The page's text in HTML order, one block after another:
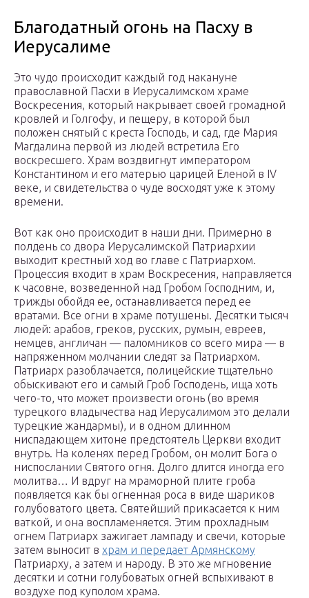
Благодатный огонь на Пасху в
Иерусалиме
Это чудо происходит каждый год накануне
православной Пасхи в Иерусалимском храме
Воскресения, который накрывает своей громадной
кровлей и Голгофу, и пещеру, в которой был
положен снятый с креста Господь, и сад, где Мария
Магдалина первой из людей встретила Его
воскресшего. Храм воздвигнут императором
Константином и его матерью царицей Еленой в IV
веке, и свидетельства о чуде восходят уже к этому
времени.
Вот как оно происходит в наши дни. Примерно в
полдень со двора Иерусалимской Патриархии
выходит крестный ход во главе с Патриархом.
Процессия входит в храм Воскресения, направляется
к часовне, возведенной над Гробом Господним, и,
трижды обойдя ее, останавливается перед ее
вратами. Все огни в храме потушены. Десятки тысяч
людей: арабов, греков, русских, румын, евреев,
немцев, англичан — паломников со всего мира — в
напряженном молчании следят за Патриархом.
Патриарх разоблачается, полицейские тщательно
обыскивают его и самый Гроб Господень, ища хоть
чего-то, что может произвести огонь (во время
турецкого владычества над Иерусалимом это делали
турецкие жандармы), и в одном длинном
ниспадающем хитоне предстоятель Церкви входит
внутрь. На коленях перед Гробом, он молит Бога о
ниспослании Святого огня. Долго длится иногда его
молитва… И вдруг на мраморной плите гроба
появляется как бы огненная роса в виде шариков
голубоватого цвета. Святейший прикасается к ним
ваткой, и она воспламеняется. Этим прохладным
огнем Патриарх зажигает лампаду и свечи, которые
затем выносит в храм и передает Армянскому
Патриарху, а затем и народу. В это же мгновение
десятки и сотни голубоватых огней вспыхивают в
воздухе под куполом храма.